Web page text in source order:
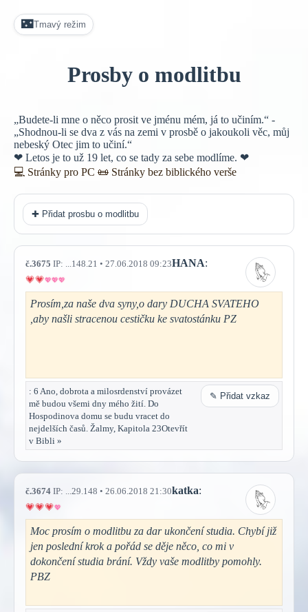
🌃Tmavý režim
Prosby o modlitbu
„Budete-li mne o něco prosit ve jménu mém, já to učiním.“ -
„Shodnou-li se dva z vás na zemi v prosbě o jakoukoli věc, můj
nebeský Otec jim to učiní.“
❤ Letos je to už 19 let, co se tady za sebe modlíme. ❤
💻 Stránky pro PC 📜 Stránky bez biblického verše
✚ Přidat prosbu o modlitbu
č.3675 IP: ...148.21 • 27.06.2018 09:23HANA:
Prosím,za naše dva syny,o dary DUCHA SVATEHO
,aby našli stracenou cestičku ke svatostánku PZ
: 6 Ano, dobrota a milosrdenství provázet
mě budou všemi dny mého žití. Do
Hospodinova domu se budu vracet do
nejdelších časů. Žalmy, Kapitola 23Otevřít
v Bibli »
✎ Přidat vzkaz
č.3674 IP: ...29.148 • 26.06.2018 21:30katka:
Moc prosím o modlitbu za dar ukončení studia. Chybí již
jen poslední krok a pořád se děje něco, co mi v
dokončení studia brání. Vždy vaše modlitby pomohly.
PBZ